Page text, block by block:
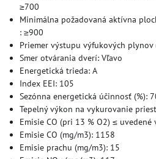
≥700
Minimálna požadovaná aktívna
: ≥900
Priemer výstupu výfukových plynov
Smer otvárania dverí: Vľavo
Energetická trieda: A
Index EEI: 105
Sezónna energetická účinnosť (%):
Tepelný výkon na vykurovanie
Emisie CO (pri 13 % O2) ≤ uvedené
Emisie CO (mg/m3): 1158
Emisie prachu (mg/m3): 15